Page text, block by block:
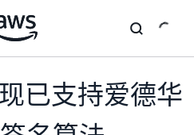
已支持爱德华